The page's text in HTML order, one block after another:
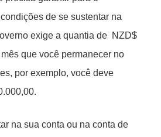
de se sustentar na
exige a quantia de NZD$
que você permanecer no
por exemplo, você deve
na sua conta ou na conta de